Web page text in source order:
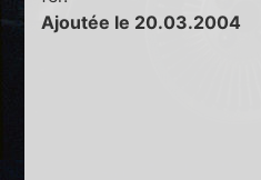
Ajoutée le 20.03.2004